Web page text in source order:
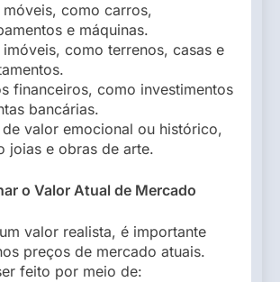
móveis, como carros,
e máquinas.
imóveis, como terrenos, casas e
financeiros, como investimentos
bancárias.
de valor emocional ou histórico,
joias e obras de arte.
o Valor Atual de Mercado
valor realista, é importante
preços de mercado atuais.
feito por meio de: